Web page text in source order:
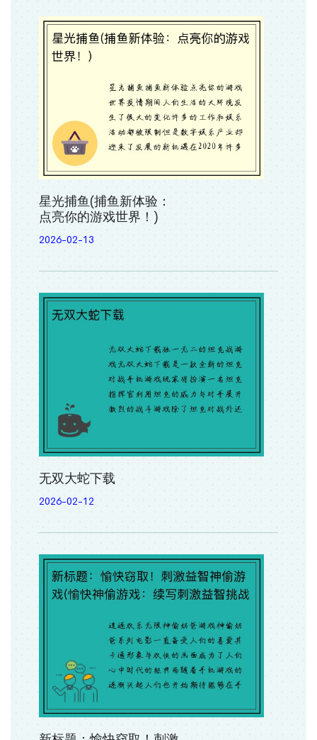
星光捕鱼(捕鱼新体验：
点亮你的游戏世界！)
2026-02-13
无双大蛇下载
2026-02-12